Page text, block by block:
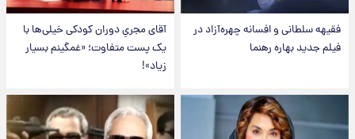
فقیهه سلطانی و افسانه چهره‌آزاد در
فیلم جدید بهاره رهنما
آقای مجریِ دوران کودکی خیلی‌ها با
یک پست متفاوت؛ «غمگینم بسیار
زیاد»!